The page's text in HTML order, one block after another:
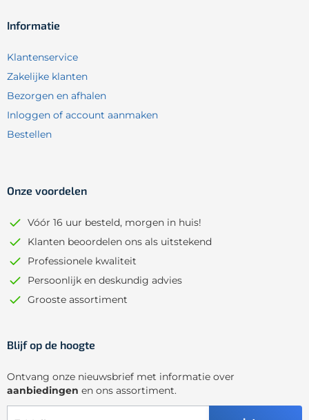
Informatie
Klantenservice
Zakelijke klanten
Bezorgen en afhalen
Inloggen of account aanmaken
Bestellen
Onze voordelen
Vóór 16 uur besteld, morgen in huis!
Klanten beoordelen ons als uitstekend
Professionele kwaliteit
Persoonlijk en deskundig advies
Grooste assortiment
Blijf op de hoogte
Ontvang onze nieuwsbrief met informatie over
aanbiedingen en ons assortiment.